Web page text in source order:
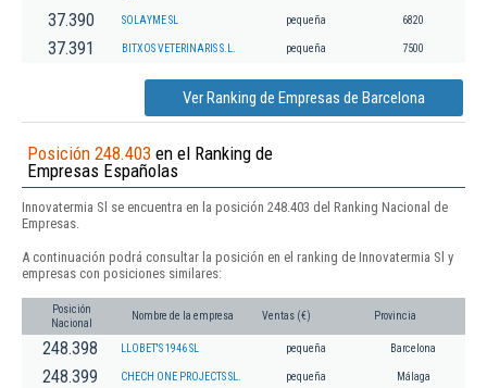
37.390 SOLAYME SL pequeña 6820
37.391 BITXOS VETERINARIS S.L. pequeña 7500
Ver Ranking de Empresas de Barcelona
Posición 248.403 en el Ranking de
Empresas Españolas
Innovatermia Sl se encuentra en la posición 248.403 del Ranking Nacional de
Empresas.
A continuación podrá consultar la posición en el ranking de Innovatermia Sl y
empresas con posiciones similares:
Posición
Nacional
Nombre de la empresa Ventas (€) Provincia
248.398 LLOBET'S 1946 SL pequeña Barcelona
248.399 CHECH ONE PROJECTS SL. pequeña Málaga